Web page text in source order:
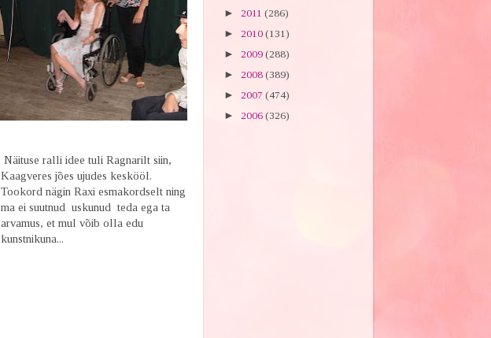
Näituse ralli idee tuli Ragnarilt siin,
Kaagveres jões ujudes keskööl.
Tookord nägin Raxi esmakordselt ning
ma ei suutnud uskunud teda ega ta
arvamus, et mul võib olla edu
kunstnikuna...
► 2011 (286)
► 2010 (131)
► 2009 (288)
► 2008 (389)
► 2007 (474)
► 2006 (326)